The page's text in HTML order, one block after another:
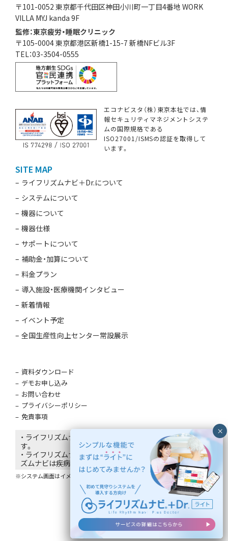
〒101-0052 東京都千代田区神田小川町一丁目4番地 WORK
VILLA MYJ kanda 9F
監修：東京疲労・睡眠クリニック
〒105-0004 東京都港区新橋1-15-7 新橋NFビル3F
TEL：03-3504-0555
エコナビスタ（株）東京本社では、情
報セキュリティマネジメントシステ
ムの国際規格である
ISO27001/ISMSの認証を取得して
います。
SITE MAP
ライフリズムナビ＋Dr.について
システムについて
機器について
機器仕様
サポートについて
補助金・加算について
料金プラン
導入施設・医療機関インタビュー
新着情報
イベント予定
全国生産性向上センター常設展示
資料ダウンロード
デモお申し込み
お問い合わせ
プライバシーポリシー
免責事項
・ ライフリズムナビはエコナビスタ株式会社の登録商標で
す。
・ ライフリズムナビは医療機器ではありません。ライフリ
ズムナビは疾病の診断・治療・予防を目的としていません。
※システム画面はイメージであり、氏名は仮名です。
©2026 EcoNaviSta